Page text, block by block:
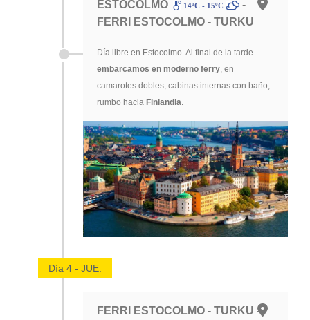
ESTOCOLMO 14ºC - 15ºC
-
FERRI ESTOCOLMO - TURKU
Día libre en Estocolmo. Al final de la tarde
embarcamos en moderno ferry , en
camarotes dobles, cabinas internas con baño,
rumbo hacia Finlandia
Día 4 - JUE.
FERRI ESTOCOLMO - TURKU -